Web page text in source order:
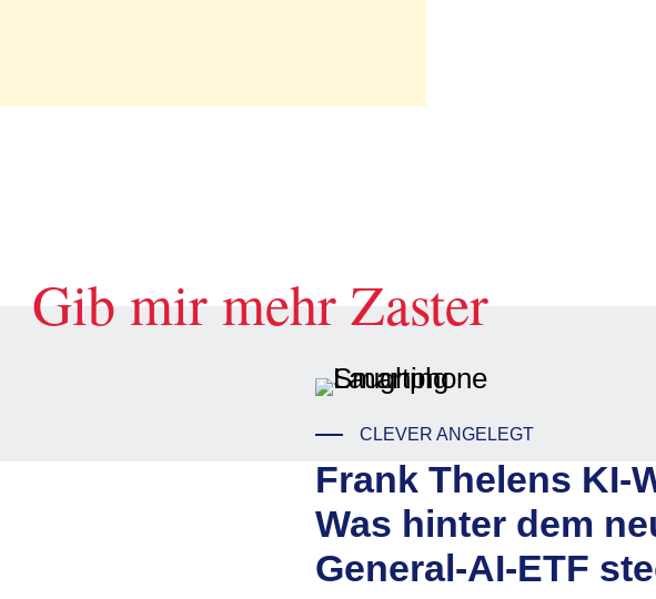
Gib mir mehr Zaster
CLEVER ANGELEGT
Frank Thelens KI-
Was hinter dem
General-AI-ETF